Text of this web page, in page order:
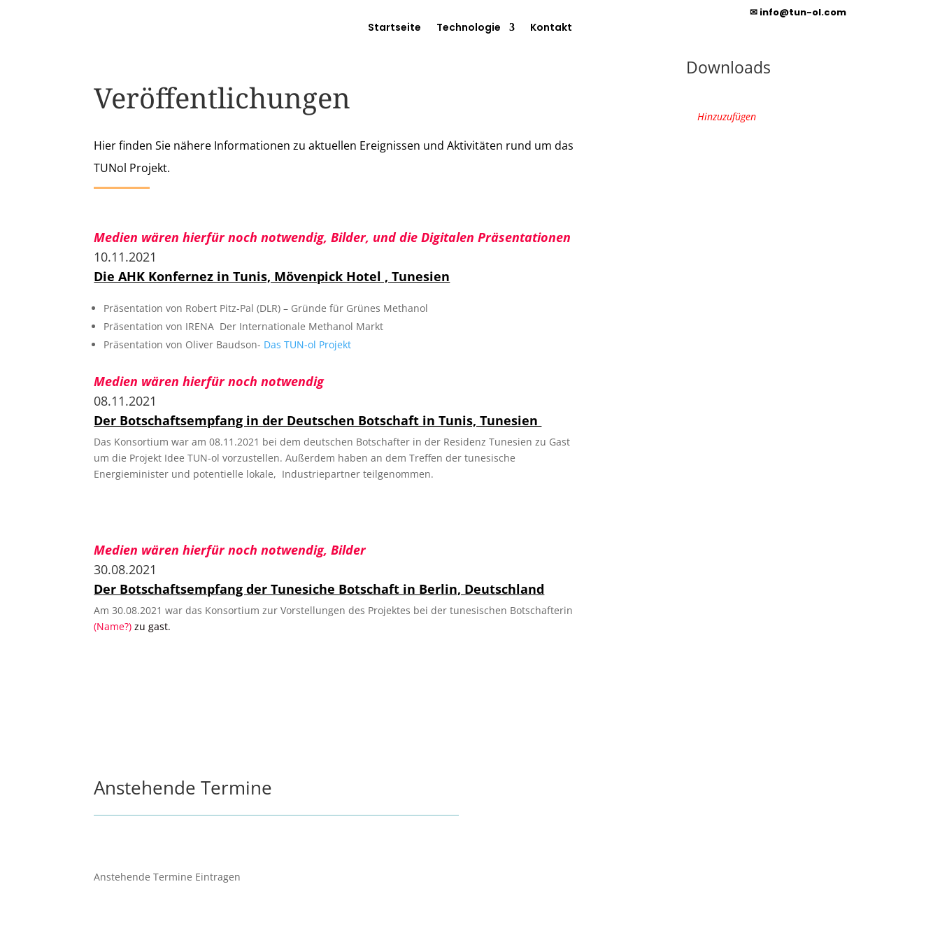
Startseite Technologie Kontakt
✉info@tun-ol.com
Veröffentlichungen
Hier finden Sie nähere Informationen zu aktuellen Ereignissen und Aktivitäten rund um das
TUNol Projekt.
Medien wären hierfür noch notwendig, Bilder, und die DigitalenPräsentationen
10.11.2021
Die AHK Konfernez in Tunis, Mövenpick Hotel , Tunesien
Präsentation von Robert Pitz-Pal (DLR) – Gründe für Grünes Methanol
Präsentation von IRENA Der Internationale Methanol Markt
Präsentation von Oliver Baudson- Das TUN-ol Projekt
Medien wären hierfür noch notwendig
08.11.2021
Der Botschaftsempfang in der Deutschen Botschaft in Tunis, Tunesien
Das Konsortium war am 08.11.2021 bei dem deutschen Botschafter in der Residenz Tunesien zu Gast
um die Projekt Idee TUN-ol vorzustellen. Außerdem haben an dem Treffen der tunesische
Energieminister und potentielle lokale, Industriepartner teilgenommen.
Medien wären hierfür noch notwendig, Bilder
30.08.2021
Der Botschaftsempfang der Tunesiche Botschaft in Berlin, Deutschland
Am 30.08.2021 war das Konsortium zur Vorstellungen des Projektes bei der tunesischen Botschafterin
(Name?)zu gast.
Downloads
Hinzuzufügen
Anstehende Termine
Anstehende Termine Eintragen